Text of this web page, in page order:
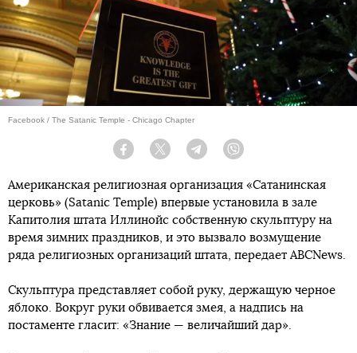
Facebook / The Satanic Temple - Chicago Chapter
Facebook Twitter Telegram
Американская религиозная организация «Сатанинская
церковь» (Satanic Temple) впервые установила в зале
Капитолия штата Иллинойс собственную скульптуру на
время зимних праздников, и это вызвало возмущение
ряда религиозных организаций штата, передает ABCNews.
Скульптура представляет собой руку, держащую черное
яблоко. Вокруг руки обвивается змея, а надпись на
постаменте гласит: «Знание — величайший дар».